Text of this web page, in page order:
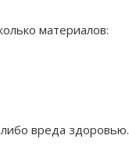
материалов:
вреда здоровью.